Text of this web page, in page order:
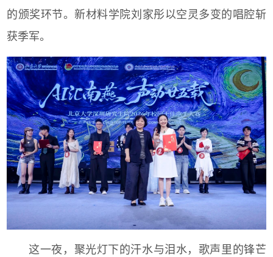
的颁奖环节。新材料学院刘家彤以空灵多变的唱腔斩
获季军。
这一夜，聚光灯下的汗水与泪水，歌声里的锋芒